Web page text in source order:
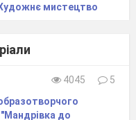
мистецтво
4045
5
до